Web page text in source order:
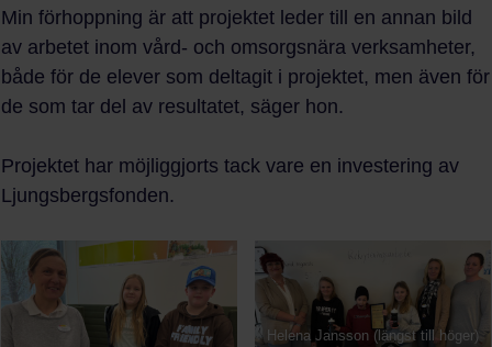
Min förhoppning är att projektet leder till en annan bild
av arbetet inom vård- och omsorgsnära verksamheter,
både för de elever som deltagit i projektet, men även för
de som tar del av resultatet, säger hon.
Projektet har möjliggjorts tack vare en investering av
Ljungsbergsfonden.
Helena Jansson (längst till höger)